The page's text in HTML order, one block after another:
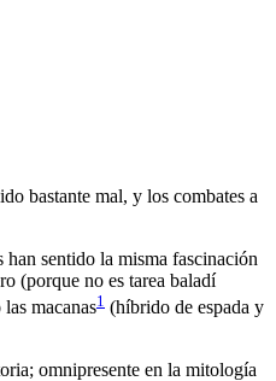
bastante mal, y los combates a
sentido la misma fascinación
(porque no es tarea baladí
macanas1 (híbrido de espada y
omnipresente en la mitología